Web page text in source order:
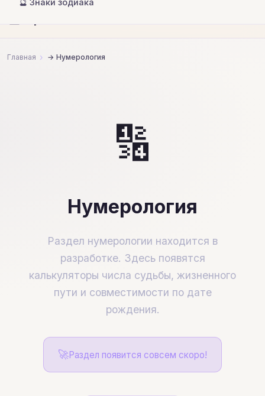
🔮 Знаки зодиака
Главная Нумерология
🔢
Нумерология
Раздел нумерологии находится в
разработке. Здесь появятся
калькуляторы числа судьбы, жизненного
пути и совместимости по дате
рождения.
🚀Раздел появится совсем скоро!